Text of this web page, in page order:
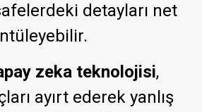
detayları net
zeka teknolojisi,
ayırt ederek yanlış